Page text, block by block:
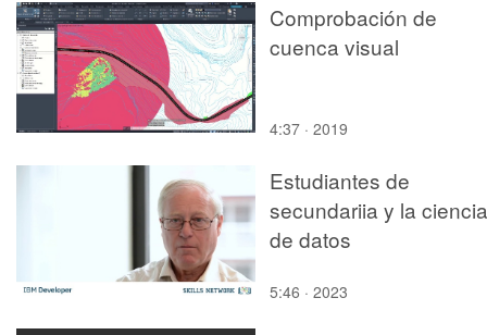
Comprobación de
cuenca visual
4:37 · 2019
Estudiantes de
secundariia y la ciencia
de datos
5:46 · 2023